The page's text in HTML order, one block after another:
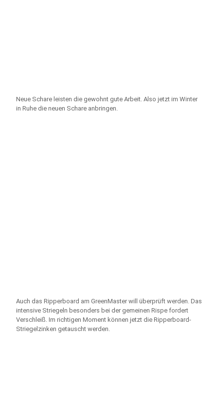
Neue Schare leisten die gewohnt gute Arbeit. Also jetzt im Winter
in Ruhe die neuen Schare anbringen.
Auch das Ripperboard am GreenMaster will überprüft werden. Das
intensive Striegeln besonders bei der gemeinen Rispe fordert
Verschleiß. Im richtigen Moment können jetzt die Ripperboard-
Striegelzinken getauscht werden.